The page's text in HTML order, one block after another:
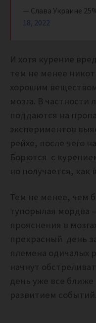
— Слава Украине
18, 2022
И хотя курение
тем не менее
хорошим
мозга. В
поддаются на
экспериментов
рейхе, после чего
Борются с
но получается, как
Тем не менее, чем
тупорылая мордва
прояснения в
прекрасный день
племена одичалых
начнут
день уже все
развитием событий.